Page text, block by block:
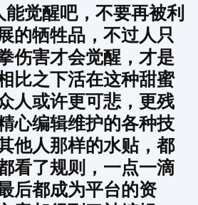
觉醒吧，不要再被利
的牺牲品，不过人只
伤害才会觉醒，才是
比之下活在这种甜蜜
人或许更可悲，更残
心编辑维护的各种技
他人那样的水贴，都
看了规则，一点一滴
后都成为平台的资